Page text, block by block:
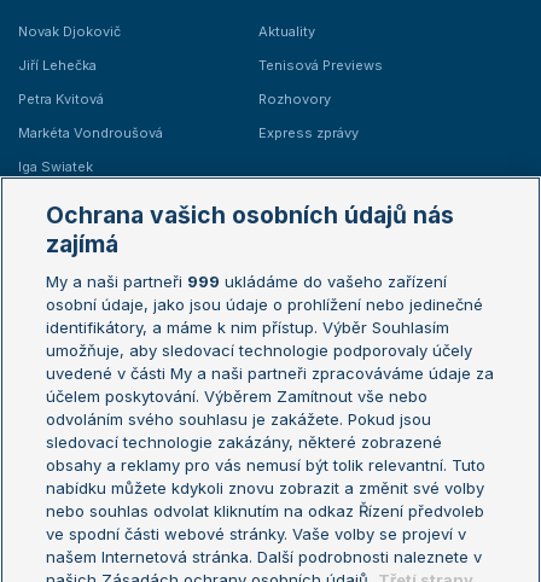
Novak Djokovič
Jiří Lehečka
Petra Kvitová
Markéta Vondroušová
Iga Swiatek
Aktuality
Tenisová Previews
Rozhovory
Express zprávy
Žebříčky
Žebříček ATP (muži)
Žebříček WTA (ženy)
Sázkařský žebříček
Australian Open
French Open
Wimbledon
US Open
Turnaj mistrů
Turnaj mistryň
Aktualní trendy
Fotbalové přestupy
Livesport Daily
Ochrana vašich osobních údajů nás
zajímá
My a naši partneři 999 ukládáme do vašeho zařízení
osobní údaje, jako jsou údaje o prohlížení nebo jedinečné
identifikátory, a máme k nim přístup. Výběr Souhlasím
umožňuje, aby sledovací technologie podporovaly účely
uvedené v části My a naši partneři zpracováváme údaje za
účelem poskytování. Výběrem Zamítnout vše nebo
odvoláním svého souhlasu je zakážete. Pokud jsou
sledovací technologie zakázány, některé zobrazené
obsahy a reklamy pro vás nemusí být tolik relevantní. Tuto
nabídku můžete kdykoli znovu zobrazit a změnit své volby
nebo souhlas odvolat kliknutím na odkaz Řízení předvoleb
ve spodní části webové stránky. Vaše volby se projeví v
našem Internetová stránka. Další podrobnosti naleznete v